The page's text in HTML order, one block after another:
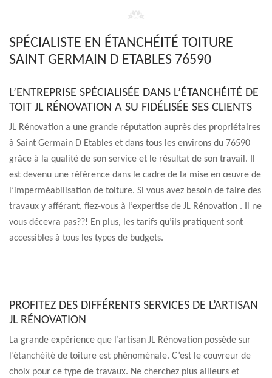
SPÉCIALISTE EN ÉTANCHÉITÉ TOITURE
SAINT GERMAIN D ETABLES 76590
L’ENTREPRISE SPÉCIALISÉE DANS L’ÉTANCHÉITÉ DE
TOIT JL RÉNOVATION A SU FIDÉLISÉE SES CLIENTS
JL Rénovation a une grande réputation auprès des propriétaires
à Saint Germain D Etables et dans tous les environs du 76590
grâce à la qualité de son service et le résultat de son travail. Il
est devenu une référence dans le cadre de la mise en œuvre de
l’imperméabilisation de toiture. Si vous avez besoin de faire des
travaux y afférant, fiez-vous à l’expertise de JL Rénovation . Il ne
vous décevra pas??! En plus, les tarifs qu’ils pratiquent sont
accessibles à tous les types de budgets.
PROFITEZ DES DIFFÉRENTS SERVICES DE L’ARTISAN
JL RÉNOVATION
La grande expérience que l’artisan JL Rénovation possède sur
l’étanchéité de toiture est phénoménale. C’est le couvreur de
choix pour ce type de travaux. Ne cherchez plus ailleurs et